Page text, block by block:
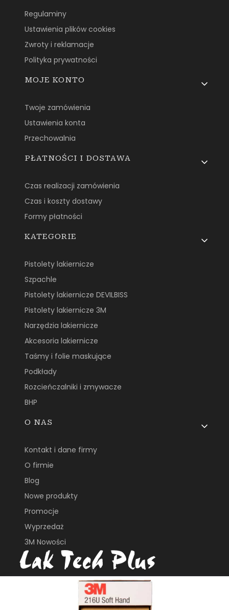
Regulaminy
Ustawienia plików cookies
Zwroty i reklamacje
Polityka prywatności
MOJE KONTO
Twoje zamówienia
Ustawienia konta
Przechowalnia
PŁATNOŚCI I DOSTAWA
Czas realizacji zamówienia
Czas i koszty dostawy
Formy płatności
KATEGORIE
Pistolety lakiernicze
Szpachle
Pistolety lakiernicze DEVILBISS
Pistolety lakiernicze 3M
Narzędzia lakiernicze
Akcesoria lakiernicze
Taśmy i folie maskujące
Podkłady
Rozcieńczalniki i zmywacze
BHP
O NAS
Kontakt i dane firmy
O firmie
Blog
Nowe produkty
Promocje
Wyprzedaż
3M Nowości
ul. Płochocińska 113B
03-044, Warszawa